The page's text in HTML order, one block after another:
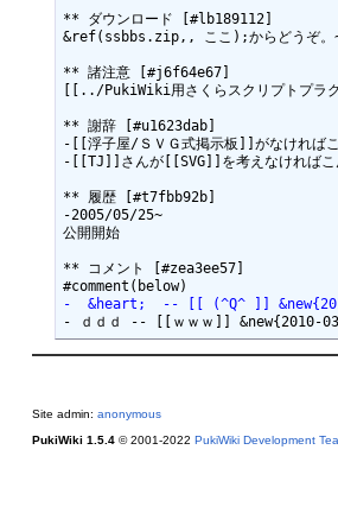
** ダウンロード [#lb189112]
&ref(ssbbs.zip,, ここ);からどうぞ。
** 諸注意 [#j6f64e67]
[[../PukiWiki用さくらスクリプトプラ
** 謝辞 [#u1623dab]
-[[浮子屋/ＳＶＧ式掲示板]]がなければこ
-[[TJ]]さんが[[SVG]]を考えなければこ
** 履歴 [#t7fbb92b]
-2005/05/25~
公開開始
** コメント [#zea3ee57]
-  &heart;  -- [[ (^Q^ ]]
Site admin: anonymous
PukiWiki 1.5.4© 2001-2022 PukiWiki Development